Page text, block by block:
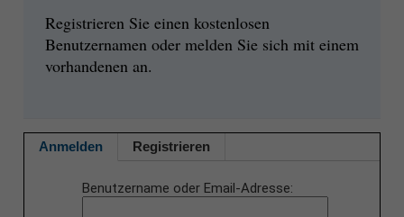
Registrieren Sie einen kostenlosen
Benutzernamen oder melden Sie sich mit einem
vorhandenen an.
Anmelden Registrieren
Benutzername oder Email-Adresse